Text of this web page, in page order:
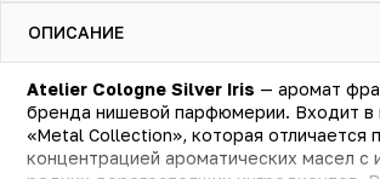
ОПИСАНИЕ
Atelier Cologne Silver Iris — аромат
бренда нишевой парфюмерии. Входит в
«Metal Collection», которая отличается
концентрацией ароматических масел с